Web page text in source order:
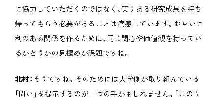
に協力していただくのではなく、実りある研究成果を持ち
帰ってもらう必要があることは痛感しています。お互いに
利のある関係を作るために、同じ関心や価値観を持ってい
るかどうかの見極めが課題ですね。
北村：そうですね。そのためには大学側が取り組んでいる
「問い」を提示するのが一つの手かもしれません。「この問